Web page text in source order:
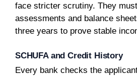
face stricter scrutiny. They
assessments and balance
three years to prove stable
SCHUFA and Credit History
Every bank checks the